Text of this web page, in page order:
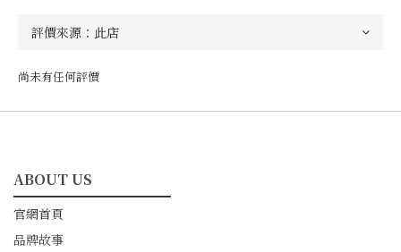
尚未有任何評價
ABOUT US
━━━━━━━━━━━
官網首頁
品牌故事